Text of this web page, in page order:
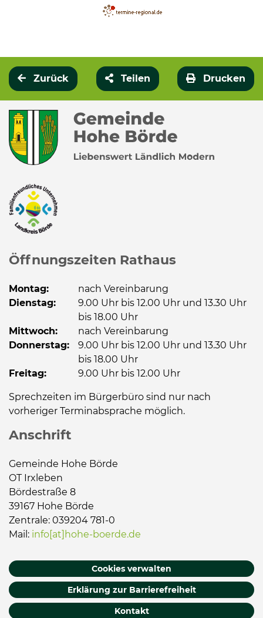
Zurück Teilen Drucken
Öffnungszeiten Rathaus
Montag:
nach Vereinbarung
Dienstag:
9.00 Uhr bis 12.00 Uhr und 13.30 Uhr
bis 18.00 Uhr
Mittwoch:
nach Vereinbarung
Donnerstag: 9.00 Uhr bis 12.00 Uhr und 13.30 Uhr
bis 18.00 Uhr
Freitag:
9.00 Uhr bis 12.00 Uhr
Sprechzeiten im Bürgerbüro sind nur nach
vorheriger Terminabsprache möglich.
Anschrift
Gemeinde Hohe Börde
OT Irxleben
Bördestraße 8
39167 Hohe Börde
Zentrale: 039204 781-0
Mail: info[at]hohe-boerde.de
Cookies verwalten
Erklärung zur Barrierefreiheit
Kontakt